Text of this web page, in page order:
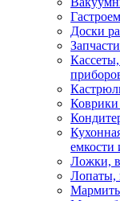
Доски
Коврики
емкости
Ложки,
Лопаты,